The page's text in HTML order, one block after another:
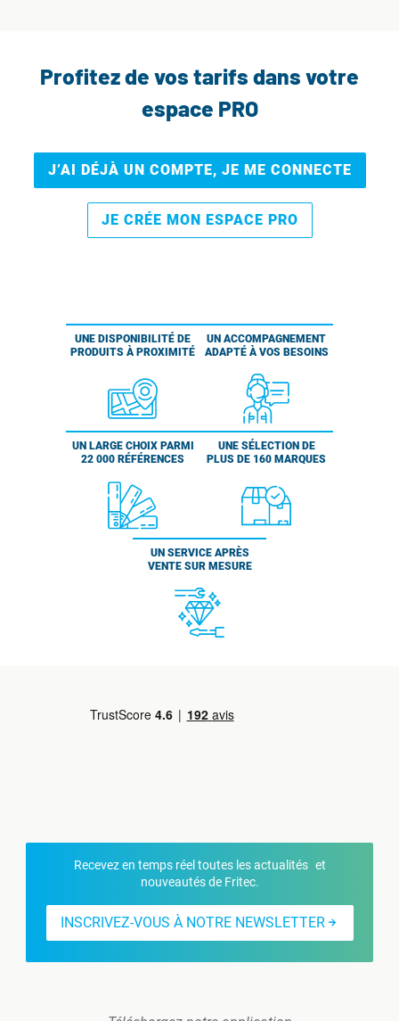
Profitez de vos tarifs dans votre
espace PRO
J’AI DÉJÀ UN COMPTE, JE ME CONNECTE
JE CRÉE MON ESPACE PRO
UNE DISPONIBILITÉ DE
PRODUITS À PROXIMITÉ
UN ACCOMPAGNEMENT
ADAPTÉ À VOS BESOINS
UN LARGE CHOIX PARMI
22 000 RÉFÉRENCES
UNE SÉLECTION DE
PLUS DE 160 MARQUES
UN SERVICE APRÈS
VENTE SUR MESURE
Recevez en temps réel toutes les actualités et
nouveautés de Fritec.
INSCRIVEZ-VOUS À NOTRE NEWSLETTER